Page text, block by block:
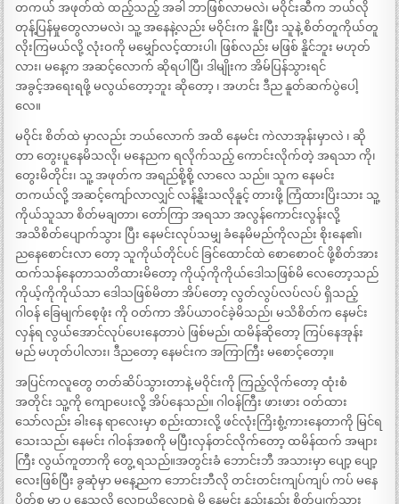
တကယ် အဖုတ်ထဲ ထည့်သည့် အခါ ဘာဖြစ်လာမလဲ၊ မဝိုင်းဆီက ဘယ်လို
တုန့်ပြန်မှုတွေလာမလဲ၊ သူ့ အနေနဲ့လည်း မဝိုင်းက နိူးပြီး သူနဲ့ စိတ်တူကိုယ်တူ
လိုးကြမယ်လို့ လုံးဝကို မမျှော်လင့်ထားပါ၊ ဖြစ်လည်း မဖြစ် နိူင်ဘူး မဟုတ်
လား၊ မနေ့က အဆင့်လောက် ဆိုရပါပြီ၊ ဒါမျိုးက အိမ်ပြန်သွားရင်
အခွင့်အရေးရဖို့ မလွယ်တော့ဘူး ဆိုတော့ ၊ အဟင်း ဒီည နူတ်ဆက်ပွဲပေါ့
လေ။
မဝိုင်း စိတ်ထဲ မှာလည်း ဘယ်လောက် အထိ နေမင်း ကဲလာအုန်းမှာလဲ ၊ ဆို
တာ တွေးပူနေမိသလို၊ မနေညက ရလိုက်သည့် ကောင်းလိုက်တဲ့ အရသာ ကို၊
တွေးမိတိုင်း၊ သူ့ အဖုတ်က အရည်စို့စို့ လာလေ သည်။ သူက နေမင်း
တကယ်လို့ အဆင့်ကျော်လာလျှင် လန့်နိူးသလိုနူင့် တားဖို့ ကြံထားပြိးသား သူ့
ကိုယ်သူသာ စိတ်မချတာ၊ တော်ကြာ အရသာ အလွန်ကောင်းလွန်းလို့
အသိစိတ်ပျောက်သွား ပြီး နေမင်းလုပ်သမျှ ခံနေမိမည်ကိုလည်း စိုးနေ၏၊
ညနေစောင်းလာ တော့ သူကိုယ်တိုင်ပင် ခြင်ထောင်ထဲ စောစောဝင် ဖို့စိတ်အား
ထက်သန်နေတာသတိထားမိတော့ ကိုယ့်ကိုကိုယ်ဒေါသဖြစ်မိ လေတော့သည်
ကိုယ့်ကိုကိုယ်သာ ဒေါသဖြစ်မိတာ အိပ်တော့ လွတ်လွပ်လပ်လပ် ရှိသည့်
ဂါဝန် ခြေမျက်စေ့ဖုံး ကို ဝတ်ကာ အိပ်ယာဝင်ခဲ့မိသည်၊ မသိစိတ်က နေမင်း
လှန်ရ လွယ်အောင်လုပ်ပေးနေတာပဲ ဖြစ်မည်၊ ထမိန်ဆိုတော့ ကြပ်နေအုန်း
မည် မဟုတ်ပါလား၊ ဒီညတော့ နေမင်းက အကြာကြီး မစောင့်တော့။
အပြင်ကလူတွေ တတ်ဆိပ်သွားတာနဲ့ မဝိုင်းကို ကြည့်လိုက်တော့ ထုံးစံ
အတိုင်း သူ့ကို ကျောပေးလို့ အိပ်နေသည်။ ဂါဝန်ကြီး ဖားဖား ဝတ်ထား
သော်လည်း ခါးနေ ရာလေးမှာ စည်းထားလို့ ဖင်လုံးကြိးစွံ့ကားနေတာကို မြင်ရ
သေးသည်၊ နေမင်း ဂါဝန်အစကို မပြီးလှန်တင်လိုက်တော့ ထမိန်ထက် အများ
ကြီး လွယ်ကူတာကို တွေ့ ရသည်။အတွင်းခံ ဘောင်းဘီ အသားမှာ ပျော့ ပျော့
လေးဖြစ်ပြီး ခွဆုံမှာ မနေ့ညက ဘောင်းဘီလို တင်းတင်းကျပ်ကျပ် ကပ် မနေ
ပိတ်စ မှာ ပွ နေသလို လျှော့ယိလျှော့ရဲ မို့ နေမင်း နည်းနည်း စိတ်ပျက်သွား